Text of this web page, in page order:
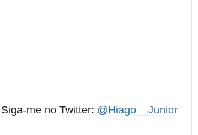
Siga-me no Twitter: @Hiago__Junior